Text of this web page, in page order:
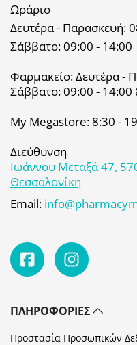
Ωράριο
Δευτέρα - Παρασκευή:
Σάββατο: 09:00 - 14:00
Φαρμακείο: Δευτέρα -
Σάββατο: 09:00 - 14:00
My Megastore: 8:30 -
Διεύθυνση
Ιωάννου Μεταξά 47,
Θεσσαλονίκη
Email:
ΠΛΗΡΟΦΟΡΊΕΣ
Προστασία Προσωπικών